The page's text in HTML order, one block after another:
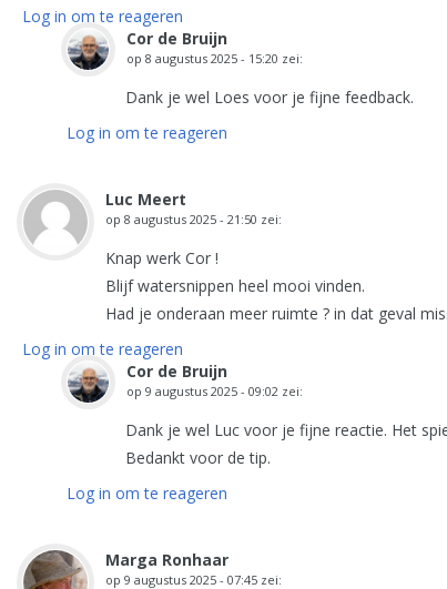
Log in om te reageren
Cor de Bruijn
op 8 augustus 2025 - 15:20 zei:
Dank je wel Loes voor je fijne feedback.
Log in om te reageren
Luc Meert
op 8 augustus 2025 - 21:50 zei:
Knap werk Cor !
Blijf watersnippen heel mooi vinden.
Had je onderaan meer ruimte ? in dat geval
Log in om te reageren
Cor de Bruijn
op 9 augustus 2025 - 09:02 zei:
Dank je wel Luc voor je fijne reactie. Het
Bedankt voor de tip.
Log in om te reageren
Marga Ronhaar
op 9 augustus 2025 - 07:45 zei: